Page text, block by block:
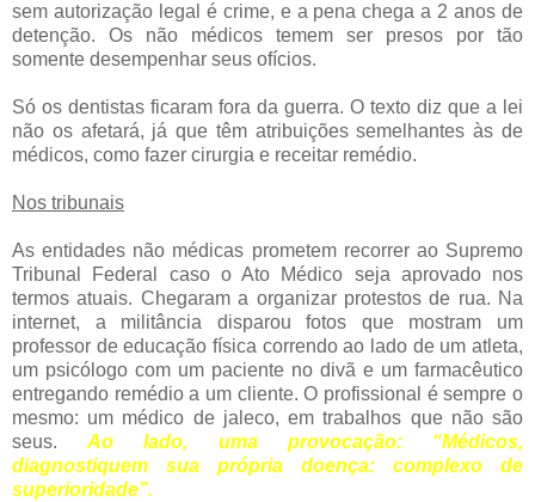
sem autorização legal é crime, e a pena chega a 2 anos de
detenção. Os não médicos temem ser presos por tão
somente desempenhar seus ofícios.
Só os dentistas ficaram fora da guerra. O texto diz que a lei
não os afetará, já que têm atribuições semelhantes às de
médicos, como fazer cirurgia e receitar remédio.
Nos tribunais
As entidades não médicas prometem recorrer ao Supremo
Tribunal Federal caso o Ato Médico seja aprovado nos
termos atuais. Chegaram a organizar protestos de rua. Na
internet, a militância disparou fotos que mostram um
professor de educação física correndo ao lado de um atleta,
um psicólogo com um paciente no divã e um farmacêutico
entregando remédio a um cliente. O profissional é sempre o
mesmo: um médico de jaleco, em trabalhos que não são
seus.Ao lado, uma provocação: “Médicos,
diagnostiquem sua própria doença: complexo de
superioridade”.